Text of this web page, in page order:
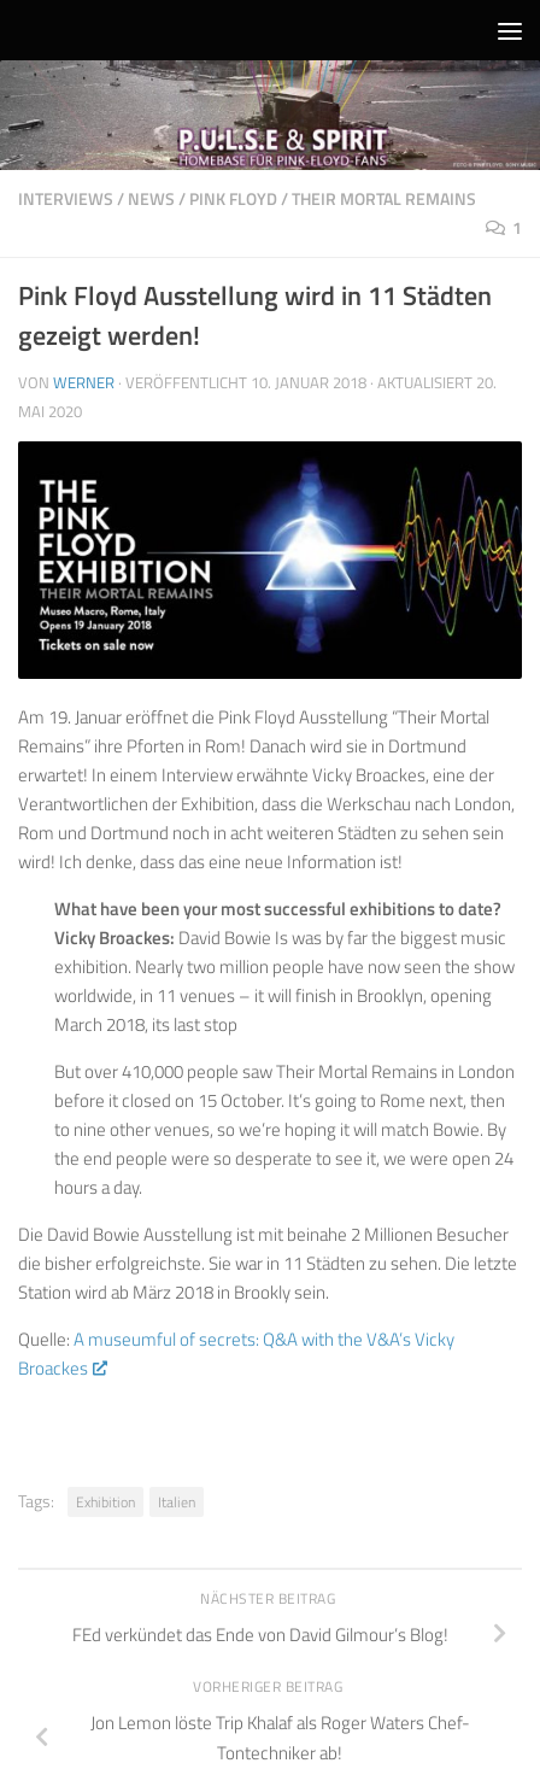
INTERVIEWS/NEWS/PINK FLOYD/THEIR MORTAL REMAINS
1
Pink Floyd Ausstellung wird in 11 Städten
gezeigt werden!
VON WERNER · VERÖFFENTLICHT 10. JANUAR 2018 · AKTUALISIERT 20.
MAI 2020
Am 19. Januar eröffnet die Pink Floyd Ausstellung “Their Mortal
Remains” ihre Pforten in Rom! Danach wird sie in Dortmund
erwartet! In einem Interview erwähnte Vicky Broackes, eine der
Verantwortlichen der Exhibition, dass die Werkschau nach London,
Rom und Dortmund noch in acht weiteren Städten zu sehen sein
wird! Ich denke, dass das eine neue Information ist!
What have been your most successful exhibitions to date?
Vicky Broackes: David Bowie Is was by far the biggest music
exhibition. Nearly two million people have now seen the show
worldwide, in 11 venues – it will finish in Brooklyn, opening
March 2018, its last stop
But over 410,000 people saw Their Mortal Remains in London
before it closed on 15 October. It’s going to Rome next, then
to nine other venues, so we’re hoping it will match Bowie. By
the end people were so desperate to see it, we were open 24
hours a day.
Die David Bowie Ausstellung ist mit beinahe 2 Millionen Besucher
die bisher erfolgreichste. Sie war in 11 Städten zu sehen. Die letzte
Station wird ab März 2018 in Brookly sein.
Quelle:A museumful of secrets: Q&A with the V&A’s Vicky
Broackes
Tags: Exhibition Italien
NÄCHSTER BEITRAG
FEd verkündet das Ende von David Gilmour’s Blog!
VORHERIGER BEITRAG
Jon Lemon löste Trip Khalaf als Roger Waters Chef-
Tontechniker ab!